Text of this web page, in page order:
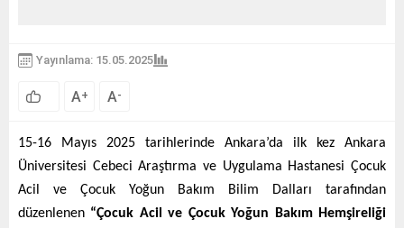
Yayınlama: 15.05.2025
A+ A-
15-16 Mayıs 2025 tarihlerinde Ankara’da ilk kez Ankara
Üniversitesi Cebeci Araştırma ve Uygulama Hastanesi Çocuk
Acil ve Çocuk Yoğun Bakım Bilim Dalları tarafından
düzenlenen “Çocuk Acil ve Çocuk Yoğun Bakım Hemşireliği